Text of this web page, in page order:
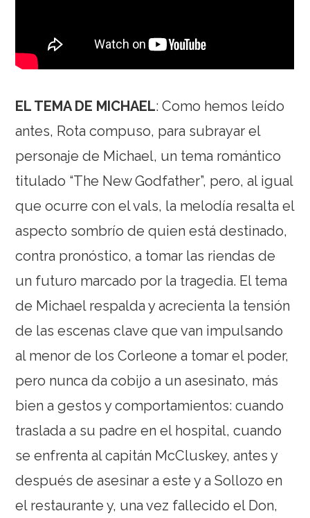
EL TEMA DE MICHAEL: Como hemos leído
antes, Rota compuso, para subrayar el
personaje de Michael, un tema romántico
titulado “The New Godfather”, pero, al igual
que ocurre con el vals, la melodía resalta el
aspecto sombrío de quien está destinado,
contra pronóstico, a tomar las riendas de
un futuro marcado por la tragedia. El tema
de Michael respalda y acrecienta la tensión
de las escenas clave que van impulsando
al menor de los Corleone a tomar el poder,
pero nunca da cobijo a un asesinato, más
bien a gestos y comportamientos: cuando
traslada a su padre en el hospital, cuando
se enfrenta al capitán McCluskey, antes y
después de asesinar a este y a Sollozo en
el restaurante y, una vez fallecido el Don,